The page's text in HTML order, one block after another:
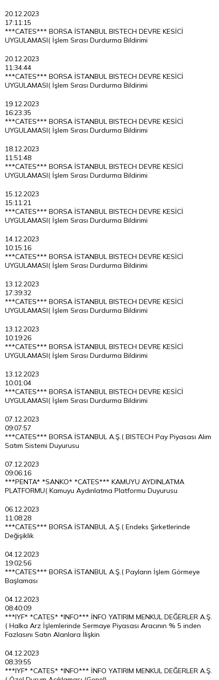
20.12.2023
17:11:15
***CATES*** BORSA İSTANBUL BISTECH DEVRE KESİCİ
UYGULAMASI( İşlem Sırası Durdurma Bildirimi
20.12.2023
11:34:44
***CATES*** BORSA İSTANBUL BISTECH DEVRE KESİCİ
UYGULAMASI( İşlem Sırası Durdurma Bildirimi
19.12.2023
16:23:35
***CATES*** BORSA İSTANBUL BISTECH DEVRE KESİCİ
UYGULAMASI( İşlem Sırası Durdurma Bildirimi
18.12.2023
11:51:48
***CATES*** BORSA İSTANBUL BISTECH DEVRE KESİCİ
UYGULAMASI( İşlem Sırası Durdurma Bildirimi
15.12.2023
15:11:21
***CATES*** BORSA İSTANBUL BISTECH DEVRE KESİCİ
UYGULAMASI( İşlem Sırası Durdurma Bildirimi
14.12.2023
10:15:16
***CATES*** BORSA İSTANBUL BISTECH DEVRE KESİCİ
UYGULAMASI( İşlem Sırası Durdurma Bildirimi
13.12.2023
17:39:32
***CATES*** BORSA İSTANBUL BISTECH DEVRE KESİCİ
UYGULAMASI( İşlem Sırası Durdurma Bildirimi
13.12.2023
10:19:26
***CATES*** BORSA İSTANBUL BISTECH DEVRE KESİCİ
UYGULAMASI( İşlem Sırası Durdurma Bildirimi
13.12.2023
10:01:04
***CATES*** BORSA İSTANBUL BISTECH DEVRE KESİCİ
UYGULAMASI( İşlem Sırası Durdurma Bildirimi
07.12.2023
09:07:57
***CATES*** BORSA İSTANBUL A.Ş.( BISTECH Pay Piyasası Alım
Satım Sistemi Duyurusu
07.12.2023
09:06:16
***PENTA* *SANKO* *CATES*** KAMUYU AYDINLATMA
PLATFORMU( Kamuyu Aydınlatma Platformu Duyurusu
06.12.2023
11:08:28
***CATES*** BORSA İSTANBUL A.Ş.( Endeks Şirketlerinde
Değişiklik
04.12.2023
19:02:56
***CATES*** BORSA İSTANBUL A.Ş.( Payların İşlem Görmeye
Başlaması
04.12.2023
08:40:09
***IYF* *CATES* *INFO*** İNFO YATIRIM MENKUL DEĞERLER A.Ş.
( Halka Arz İşlemlerinde Sermaye Piyasası Aracının % 5 inden
Fazlasını Satın Alanlara İlişkin
04.12.2023
08:39:55
***IYF* *CATES* *INFO*** İNFO YATIRIM MENKUL DEĞERLER A.Ş.